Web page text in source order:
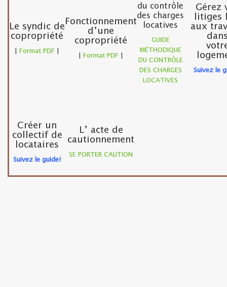
Le syndic de
copropriété
Format PDF
Fonctionnement
d’une
copropriété
Format PDF
du contrôle
des charges
locatives
GUIDE
MÉTHODIQUE
DU CONTRÔLE
DES CHARGES
LOCATIVES
Gérez
litiges
aux
Suivez le
Créer un
collectif de
locataires
Suivez le guide!
L’ acte de
cautionnement
SE PORTER CAUTION